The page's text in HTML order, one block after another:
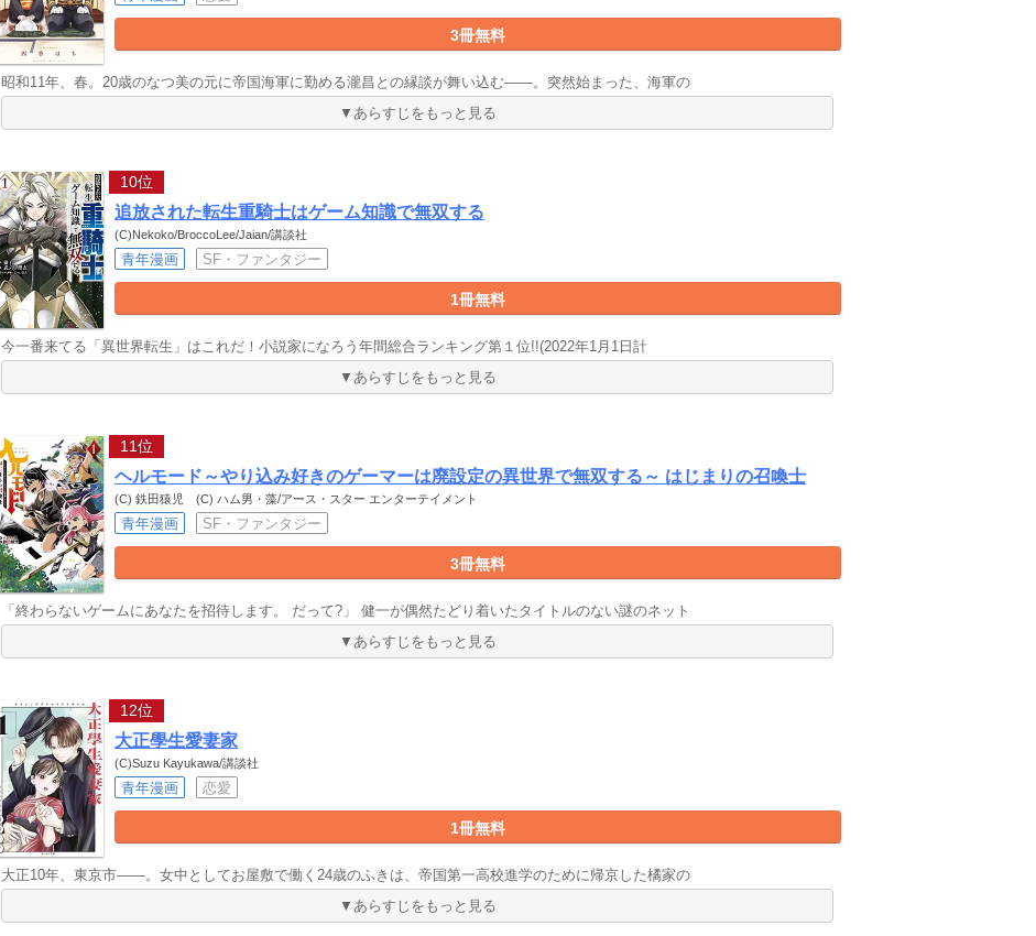
3冊無料
昭和11年、春。20歳のなつ美の元に帝国海軍に勤める瀧昌との縁談が舞い込む――。突然始まった、海軍の
▼あらすじをもっと見る
10位
追放された転生重騎士はゲーム知識で無双する
(C)Nekoko/BroccoLee/Jaian/講談社
青年漫画 SF・ファンタジー
1冊無料
今一番来てる「異世界転生」はこれだ！小説家になろう年間総合ランキング第１位!!(2022年1月1日計
▼あらすじをもっと見る
11位
ヘルモード～やり込み好きのゲーマーは廃設定の異世界で無双する～ はじまりの召喚士
(C) 鉄田猿児 (C) ハム男・藻/アース・スター エンターテイメント
青年漫画 SF・ファンタジー
3冊無料
「終わらないゲームにあなたを招待します。 だって?」 健一が偶然たどり着いたタイトルのない謎のネット
▼あらすじをもっと見る
12位
大正學生愛妻家
(C)Suzu Kayukawa/講談社
青年漫画 恋愛
1冊無料
大正10年、東京市――。女中としてお屋敷で働く24歳のふきは、帝国第一高校進学のために帰京した橘家の
▼あらすじをもっと見る